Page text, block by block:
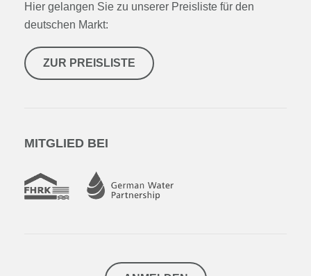
Hier gelangen Sie zu unserer Preisliste für den
deutschen Markt:
ZUR PREISLISTE
MITGLIED BEI